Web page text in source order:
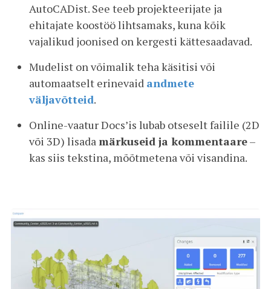
AutoCADist. See teeb projekteerijate ja
ehitajate koostöö lihtsamaks, kuna kõik
vajalikud joonised on kergesti kättesaadavad.
Mudelist on võimalik teha käsitisi või
automaatselt erinevaid andmete
väljavõtteid.
Online-vaatur Docs’is lubab otseselt failile (2D
või 3D) lisada märkuseid ja kommentaare–
kas siis tekstina, mõõtmetena või visandina.